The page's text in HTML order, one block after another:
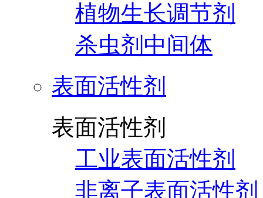
植物生长调节剂
杀虫剂中间体
表面活性剂
表面活性剂
工业表面活性剂
非离子表面活性剂